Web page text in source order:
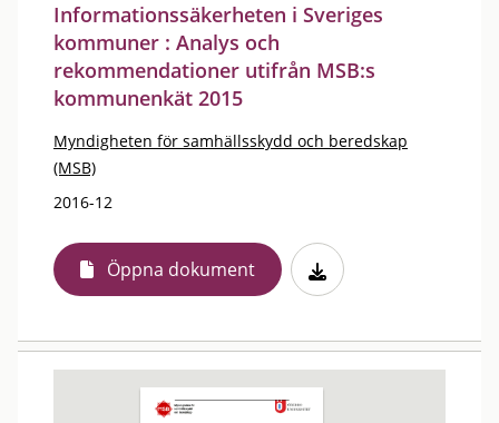
Informationssäkerheten i Sveriges
kommuner : Analys och
rekommendationer utifrån MSB:s
kommunenkät 2015
Myndigheten för samhällsskydd och beredskap
(MSB)
2016-12
Öppna dokument